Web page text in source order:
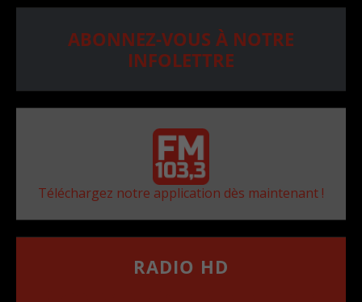
ABONNEZ-VOUS À NOTRE
INFOLETTRE
Téléchargez notre application dès maintenant !
RADIO HD